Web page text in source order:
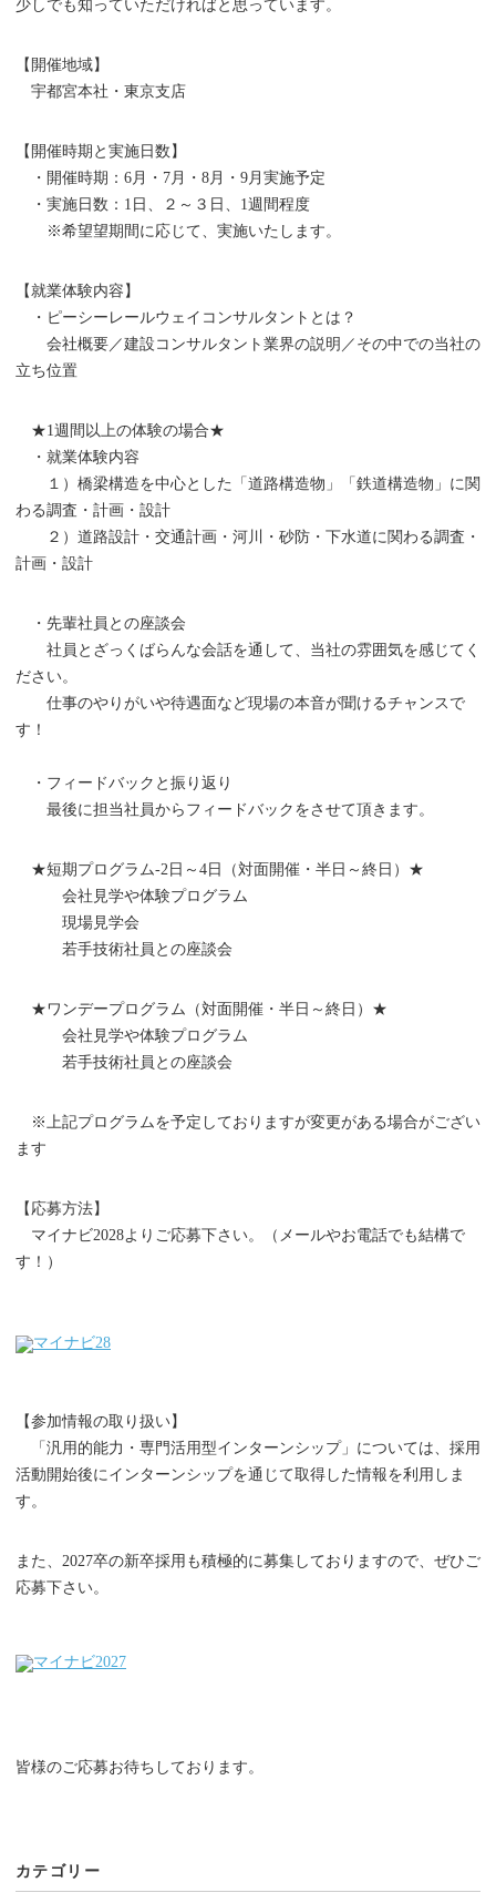
少しでも知っていただければと思っています。
【開催地域】
宇都宮本社・東京支店
【開催時期と実施日数】
・開催時期：6月・7月・8月・9月実施予定
・実施日数：1日、２～３日、1週間程度
※希望望期間に応じて、実施いたします。
【就業体験内容】
・ピーシーレールウェイコンサルタントとは？
会社概要／建設コンサルタント業界の説明／その中での当社の
立ち位置
★1週間以上の体験の場合★
・就業体験内容
１）橋梁構造を中心とした「道路構造物」「鉄道構造物」に関
わる調査・計画・設計
２）道路設計・交通計画・河川・砂防・下水道に関わる調査・
計画・設計
・先輩社員との座談会
社員とざっくばらんな会話を通して、当社の雰囲気を感じてく
ださい。
仕事のやりがいや待遇面など現場の本音が聞けるチャンスで
す！
・フィードバックと振り返り
最後に担当社員からフィードバックをさせて頂きます。
★短期プログラム-2日～4日（対面開催・半日～終日）★
会社見学や体験プログラム
現場見学会
若手技術社員との座談会
★ワンデープログラム（対面開催・半日～終日）★
会社見学や体験プログラム
若手技術社員との座談会
※上記プログラムを予定しておりますが変更がある場合がござい
ます
【応募方法】
マイナビ2028よりご応募下さい。（メールやお電話でも結構で
す！）
【参加情報の取り扱い】
「汎用的能力・専門活用型インターンシップ」については、採用
活動開始後にインターンシップを通じて取得した情報を利用しま
す。
また、2027卒の新卒採用も積極的に募集しておりますので、ぜひご
応募下さい。
皆様のご応募お待ちしております。
カテゴリー